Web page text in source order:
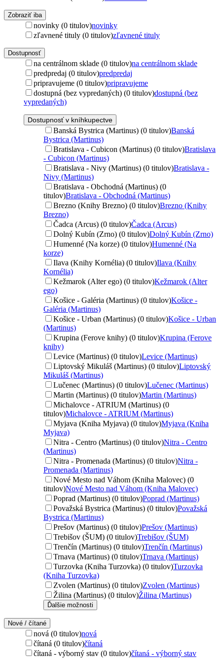
Zobraziť iba
novinky (0 titulov)novinky
zľavnené tituly (0 titulov)zľavnené tituly
Dostupnosť
na centrálnom sklade (0 titulov)na centrálnom sklade
predpredaj (0 titulov)predpredaj
pripravujeme (0 titulov)pripravujeme
dostupná (bez vypredaných) (0 titulov)dostupná (bez
vypredaných)
Dostupnosť v kníhkupectve
Banská Bystrica (Martinus) (0 titulov)Banská
Bystrica (Martinus)
Bratislava - Cubicon (Martinus) (0 titulov)Bratislava
- Cubicon (Martinus)
Bratislava - Nivy (Martinus) (0 titulov)Bratislava -
Nivy (Martinus)
Bratislava - Obchodná (Martinus) (0
titulov)Bratislava - Obchodná (Martinus)
Brezno (Knihy Brezno) (0 titulov)Brezno (Knihy
Brezno)
Čadca (Arcus) (0 titulov)Čadca (Arcus)
Dolný Kubín (Zrno) (0 titulov)Dolný Kubín (Zrno)
Humenné (Na korze) (0 titulov)Humenné (Na
korze)
Ilava (Knihy Kornélia) (0 titulov)Ilava (Knihy
Kornélia)
Kežmarok (Alter ego) (0 titulov)Kežmarok (Alter
ego)
Košice - Galéria (Martinus) (0 titulov)Košice -
Galéria (Martinus)
Košice - Urban (Martinus) (0 titulov)Košice - Urban
(Martinus)
Krupina (Ferove knihy) (0 titulov)Krupina (Ferove
knihy)
Levice (Martinus) (0 titulov)Levice (Martinus)
Liptovský Mikuláš (Martinus) (0 titulov)Liptovský
Mikuláš (Martinus)
Lučenec (Martinus) (0 titulov)Lučenec (Martinus)
Martin (Martinus) (0 titulov)Martin (Martinus)
Michalovce - ATRIUM (Martinus) (0
titulov)Michalovce - ATRIUM (Martinus)
Myjava (Kniha Myjava) (0 titulov)Myjava (Kniha
Myjava)
Nitra - Centro (Martinus) (0 titulov)Nitra - Centro
(Martinus)
Nitra - Promenada (Martinus) (0 titulov)Nitra -
Promenada (Martinus)
Nové Mesto nad Váhom (Kniha Malovec) (0
titulov)Nové Mesto nad Váhom (Kniha Malovec)
Poprad (Martinus) (0 titulov)Poprad (Martinus)
Považská Bystrica (Martinus) (0 titulov)Považská
Bystrica (Martinus)
Prešov (Martinus) (0 titulov)Prešov (Martinus)
Trebišov (ŠUM) (0 titulov)Trebišov (ŠUM)
Trenčín (Martinus) (0 titulov)Trenčín (Martinus)
Trnava (Martinus) (0 titulov)Trnava (Martinus)
Turzovka (Kniha Turzovka) (0 titulov)Turzovka
(Kniha Turzovka)
Zvolen (Martinus) (0 titulov)Zvolen (Martinus)
Žilina (Martinus) (0 titulov)Žilina (Martinus)
Ďalšie možnosti
Nové / čítané
nová (0 titulov)nová
čítaná (0 titulov)čítaná
čítaná - výborný stav (0 titulov)čítaná - výborný stav